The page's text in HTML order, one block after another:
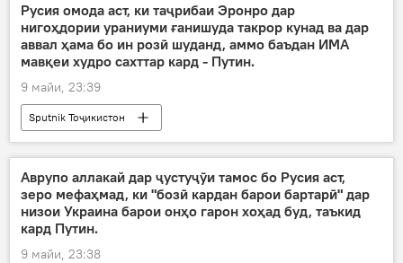
Русия омода аст, ки таҷрибаи Эронро дар
нигоҳдории ураниуми ғанишуда такрор кунад ва дар
аввал ҳама бо ин розӣ шуданд, аммо баъдан ИМА
мавқеи худро сахттар кард - Путин.
9 майи, 23:39
Sputnik Тоҷикистон
Аврупо аллакай дар ҷустуҷӯи тамос бо Русия аст,
зеро мефаҳмад, ки "бозӣ кардан барои бартарӣ" дар
низои Украина барои онҳо гарон хоҳад буд, таъкид
кард Путин.
9 майи, 23:38